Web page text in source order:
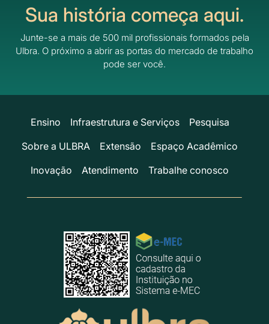
Sua história começa aqui.
Junte-se a mais de 500 mil profissionais formados pela
Ulbra. O próximo a abrir as portas do mercado de trabalho
pode ser você.
Ensino Infraestrutura e Serviços
Pesquisa
Sobre a ULBRA
Extensão
Espaço Acadêmico
Inovação
Atendimento Trabalhe conosco